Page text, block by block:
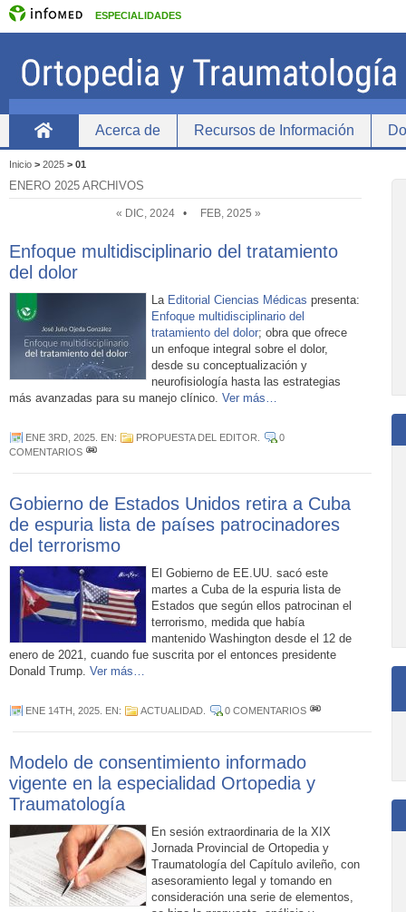
ESPECIALIDADES
Acerca de Recursos de Información
Inicio > 2025 > 01
ENERO 2025 ARCHIVOS
« DIC, 2024 • FEB, 2025 »
Enfoque multidisciplinario del tratamiento
del dolor
La Editorial Ciencias Médicas presenta:
Enfoque multidisciplinario del
tratamiento del dolor; obra que ofrece
un enfoque integral sobre el dolor,
desde su conceptualización y
neurofisiología hasta las estrategias
más avanzadas para su manejo clínico. Ver más…
ENE 3RD, 2025 . EN: PROPUESTA DEL EDITOR
0
COMENTARIOS
Gobierno de Estados Unidos retira a Cuba
de espuria lista de países patrocinadores
del terrorismo
El Gobierno de EE.UU. sacó este
martes a Cuba de la espuria lista de
Estados que según ellos patrocinan el
terrorismo, medida que había
mantenido Washington desde el 12 de
enero de 2021, cuando fue suscrita por el entonces presidente
Donald Trump. Ver más…
ENE 14TH, 2025 . EN: ACTUALIDAD 0 COMENTARIOS
Modelo de consentimiento informado
vigente en la especialidad Ortopedia y
Traumatología
En sesión extraordinaria de la XIX
Jornada Provincial de Ortopedia y
Traumatología del Capítulo avileño, con
asesoramiento legal y tomando en
consideración una serie de elementos,